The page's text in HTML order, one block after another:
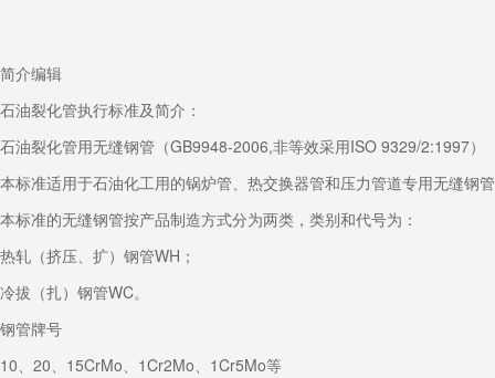
简介编辑
石油裂化管执行标准及简介：
石油裂化管用无缝钢管（GB9948-2006,非等效采用ISO 9329/2:1997）
本标准适用于石油化工用的锅炉管、热交换器管和压力管道专用无缝钢
本标准的无缝钢管按产品制造方式分为两类，类别和代号为：
热轧（挤压、扩）钢管WH；
冷拔（扎）钢管WC。
钢管牌号
10、20、15CrMo、1Cr2Mo、1Cr5Mo等